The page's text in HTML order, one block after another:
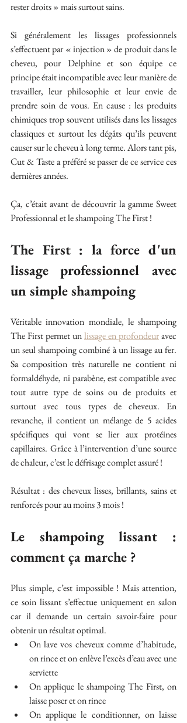
rester droits » mais surtout sains.
Si généralement les lissages professionnels
s’effectuent par « injection » de produit dans le
cheveu, pour Delphine et son équipe ce
principe était incompatible avec leur manière de
travailler, leur philosophie et leur envie de
prendre soin de vous. En cause : les produits
chimiques trop souvent utilisés dans les lissages
classiques et surtout les dégâts qu’ils peuvent
causer sur le cheveu à long terme. Alors tant pis,
Cut & Taste a préféré se passer de ce service ces
dernières années.
Ça, c’était avant de découvrir la gamme Sweet
Professionnal et le shampoing The First !
The First : la force d'un
lissage professionnel avec
un simple shampoing
Véritable innovation mondiale, le shampoing
The First permet un lissage en profondeur avec
un seul shampoing combiné à un lissage au fer.
Sa composition très naturelle ne contient ni
formaldéhyde, ni parabène, est compatible avec
tout autre type de soins ou de produits et
surtout avec tous types de cheveux. En
revanche, il contient un mélange de 5 acides
spécifiques qui vont se lier aux protéines
capillaires. Grâce à l’intervention d’une source
de chaleur, c’est le défrisage complet assuré !
Résultat : des cheveux lisses, brillants, sains et
renforcés pour au moins 3 mois !
Le shampoing lissant :
comment ça marche ?
Plus simple, c’est impossible ! Mais attention,
ce soin lissant s’effectue uniquement en salon
car il demande un certain savoir-faire pour
obtenir un résultat optimal.
On lave vos cheveux comme d’habitude,
on rince et on enlève l’excès d’eau avec une
serviette
On applique le shampoing The First, on
laisse poser et on rince
On applique le conditionner, on laisse